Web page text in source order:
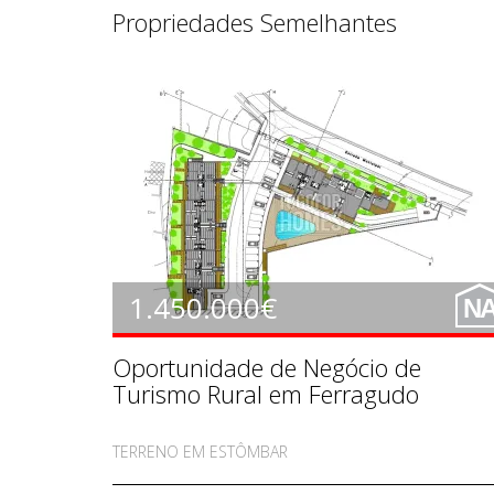
Propriedades Semelhantes
1.450.000€
Oportunidade de Negócio de
Turismo Rural em Ferragudo
TERRENO EM ESTÔMBAR